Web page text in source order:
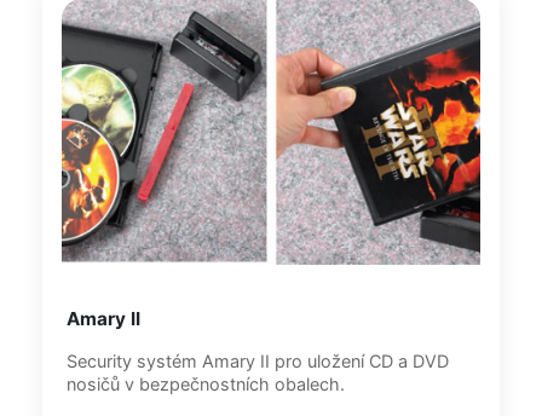
Amary II
Security systém Amary II pro uložení CD a DVD
nosičů v bezpečnostních obalech.